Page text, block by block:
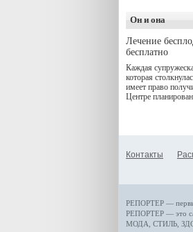
Он и она
Лечение
бесплатно
Каждая
которая
имеет право
Центре
Контакты
РЕПОРТЕР —
РЕПОРТЕР — это
МОДА, СТИЛЬ